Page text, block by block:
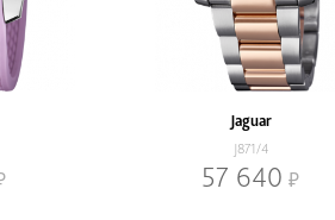
Jaguar
J871/4
57 640